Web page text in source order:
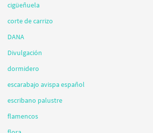
cigüeñuela
corte de carrizo
DANA
Divulgación
dormidero
escarabajo avispa español
escribano palustre
flamencos